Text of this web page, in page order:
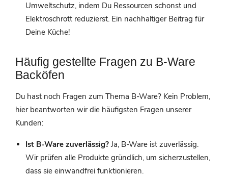
Umweltschutz, indem Du Ressourcen schonst und
Elektroschrott reduzierst. Ein nachhaltiger Beitrag für
Deine Küche!
Häufig gestellte Fragen zu B-Ware
Backöfen
Du hast noch Fragen zum Thema B-Ware? Kein Problem,
hier beantworten wir die häufigsten Fragen unserer
Kunden:
Ist B-Ware zuverlässig? Ja, B-Ware ist zuverlässig.
Wir prüfen alle Produkte gründlich, um sicherzustellen,
dass sie einwandfrei funktionieren.